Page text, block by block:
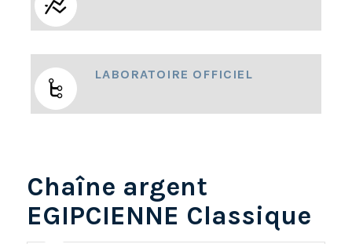
LABORATOIRE OFFICIEL
Chaîne argent
EGIPCIENNE Classique